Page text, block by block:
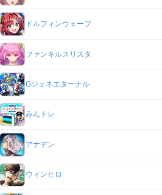
ドルフィンウェーブ
ファンキルスリスタ
Gジェネエターナル
みんトレ
アナデン
ウィンヒロ